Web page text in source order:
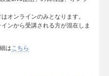
オンラインのみとなります。
ンから受講される方が混在しま
は こちら